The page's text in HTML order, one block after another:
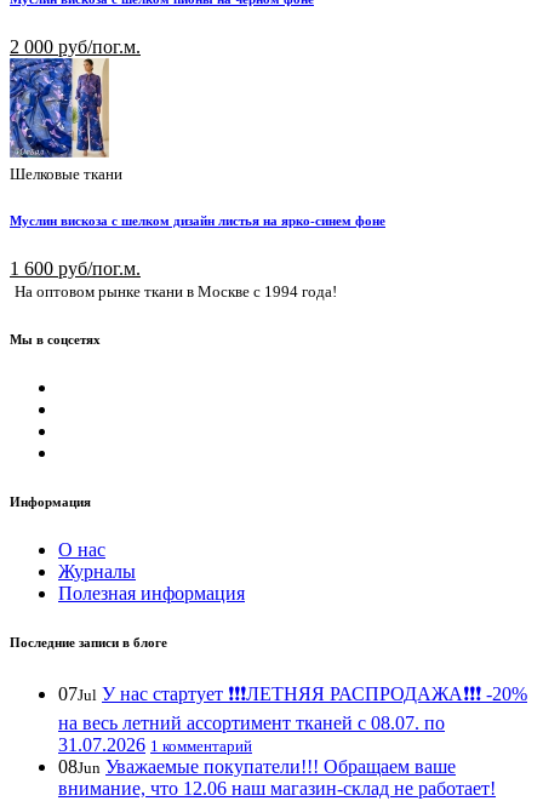
2 000 руб/пог.м.
Шелковые ткани
Муслин вискоза с шелком дизайн листья на ярко-синем фоне
1 600 руб/пог.м.
На оптовом рынке ткани в Москве с 1994 года!
Мы в соцсетях
Информация
О нас
Журналы
Полезная информация
Последние записи в блоге
07Jul У нас стартует ❗️❗️❗️ЛЕТНЯЯ РАСПРОДАЖА❗️❗️❗️ -20%
на весь летний ассортимент тканей с 08.07. по
31.07.2026 1 комментарий
08Jun Уважаемые покупатели!!! Обращаем ваше
внимание, что 12.06 наш магазин-склад не работает!